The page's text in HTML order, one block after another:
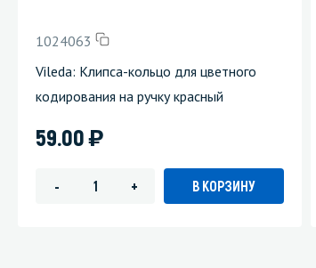
1024063
Vileda: Клипса-кольцо для цветного
кодирования на ручку красный
59.00)
- + В КОРЗИНУ